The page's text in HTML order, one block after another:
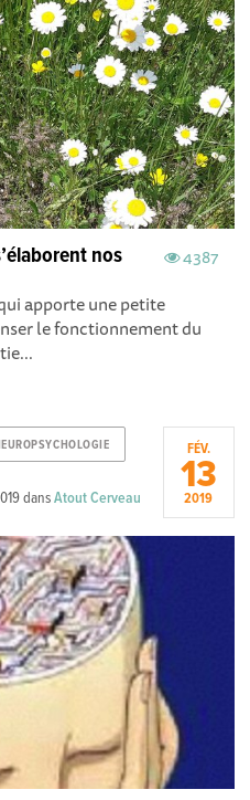
4387
nos
apporte une petite
le fonctionnement du
dansAtout Cerveau
FÉV.
13
2019